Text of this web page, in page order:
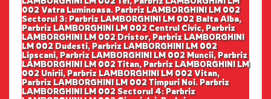
002 Vatra Luminoasa. Parbriz LAMBORGHINI LM 002
Sectorul 3: Parbriz LAMBORGHINI LM 002 Balta Alba,
Parbriz LAMBORGHINI LM 002 Centrul Civic, Parbriz
LAMBORGHINI LM 002 Dristor, Parbriz LAMBORGHINI
LM 002 Dudesti, Parbriz LAMBORGHINI LM 002
Lipscani, Parbriz LAMBORGHINI LM 002 Muncii, Parbriz
LAMBORGHINI LM 002 Titan, Parbriz LAMBORGHINI LM
002 Unirii, Parbriz LAMBORGHINI LM 002 Vitan,
Parbriz LAMBORGHINI LM 002 Timpuri Noi. Parbriz
LAMBORGHINI LM 002 Sectorul 4: Parbriz